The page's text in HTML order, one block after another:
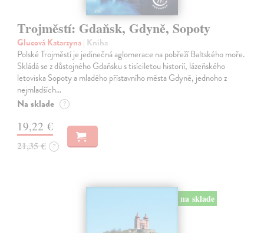
Trojměstí: Gdaňsk, Gdyně, Sopoty
Glucová Katarzyna| Kniha
Polské Trojměstí je jedinečná aglomerace na pobřeží Baltského moře.
Skládá se z důstojného Gdaňsku s tisíciletou historií, lázeňského
letoviska Sopoty a mladého přístavního města Gdyně, jednoho z
nejmladších…
Na sklade ?
19,22 €
21,35 € ?
na sklade